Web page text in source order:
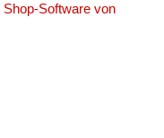
Shop-Software von